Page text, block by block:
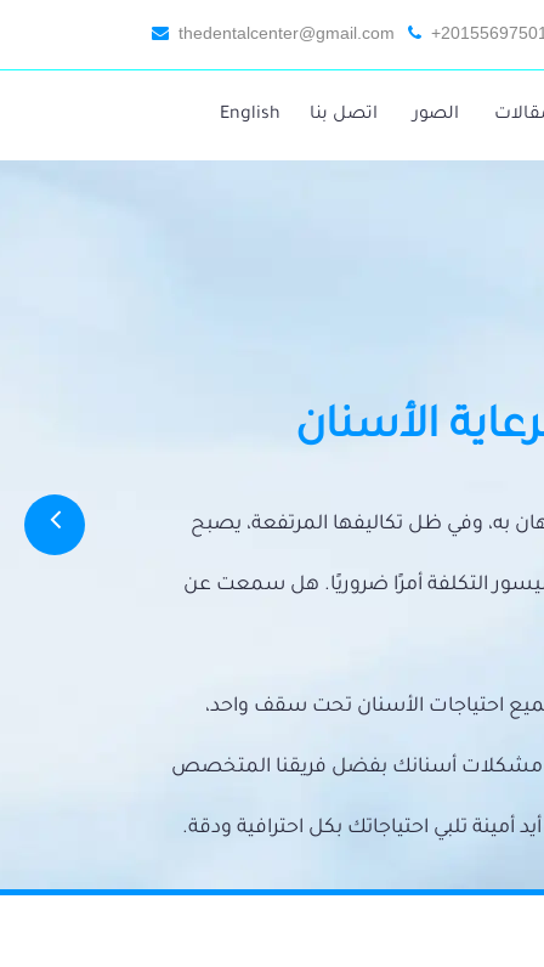
thedentalcenter@gmail.com
الصور اتصل بنا English
الأسنان
به، وفي ظل تكاليفها المرتفعة، يصبح
التكلفة أمرًا ضروريًا. هل سمعت عن
احتياجات الأسنان تحت سقف واحد،
مشكلات أسنانك بفضل فريقنا المتخصص
تلبي احتياجاتك بكل احترافية ودقة.